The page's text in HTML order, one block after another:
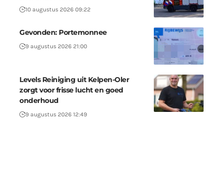
10 augustus 2026 09:22
Gevonden: Portemonnee
9 augustus 2026 21:00
Levels Reiniging uit Kelpen-Oler
zorgt voor frisse lucht en goed
onderhoud
9 augustus 2026 12:49